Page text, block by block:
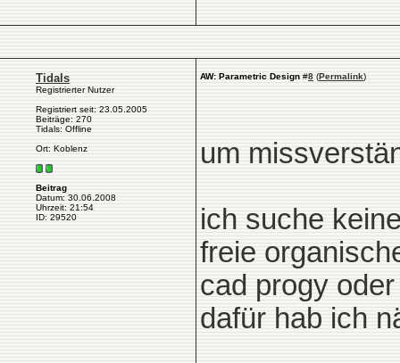
Tidals
Registrierter Nutzer
Registriert seit: 23.05.2005
Beiträge: 270
Tidals: Offline
Ort: Koblenz
Beitrag
Datum: 30.06.2008
Uhrzeit: 21:54
ID: 29520
AW: Parametric Design #8 (Permalink)
um
ich suche
freie
cad progy
dafür hab ich